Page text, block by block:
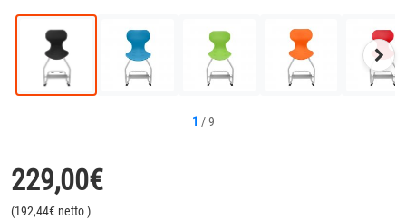
Bild
1 /9
229,00€
(192,44€ netto)